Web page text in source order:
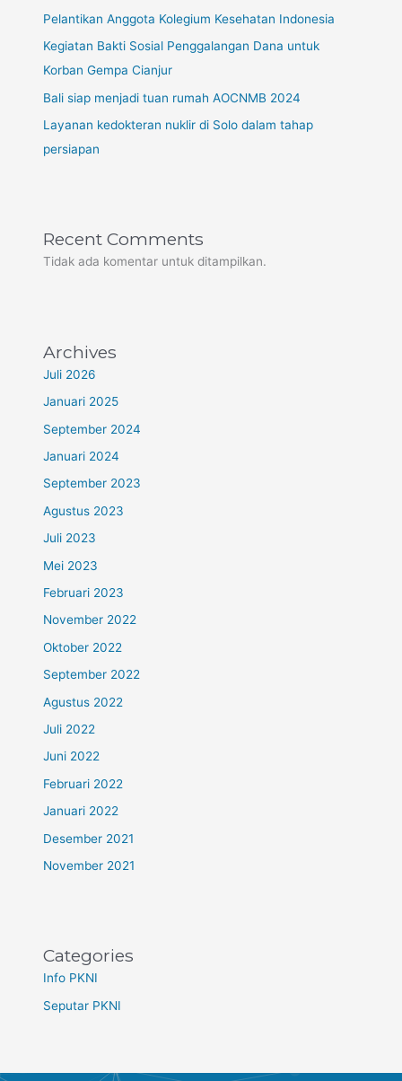
Pelantikan Anggota Kolegium Kesehatan Indonesia
Kegiatan Bakti Sosial Penggalangan Dana untuk
Korban Gempa Cianjur
Bali siap menjadi tuan rumah AOCNMB 2024
Layanan kedokteran nuklir di Solo dalam tahap
persiapan
Recent Comments
Tidak ada komentar untuk ditampilkan.
Archives
Juli 2026
Januari 2025
September 2024
Januari 2024
September 2023
Agustus 2023
Juli 2023
Mei 2023
Februari 2023
November 2022
Oktober 2022
September 2022
Agustus 2022
Juli 2022
Juni 2022
Februari 2022
Januari 2022
Desember 2021
November 2021
Categories
Info PKNI
Seputar PKNI